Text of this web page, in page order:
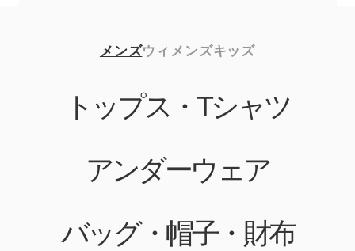
メンズ
トップス・Tシャツ
アンダーウェア
バッグ・帽子・財布
ウィメンズキッズ